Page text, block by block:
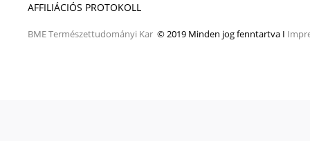
AFFILIÁCIÓS PROTOKOLL
BMETermészettudományi Kar © 2019 Minden jog fenntartva I